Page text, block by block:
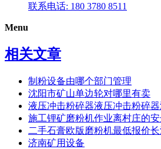
联系电话: 180 3780 8511
Menu
相关文章
制粉设备由哪个部门管理
沈阳市矿山单边轮对哪里有卖
液压冲击粉碎器液压冲击粉碎
施工锂矿磨粉机作业离村庄的
二手石膏欧版磨粉机最低报价
济南矿用设备